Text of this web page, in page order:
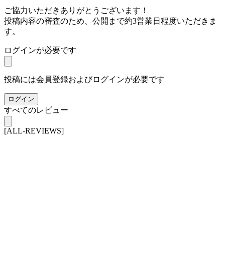
ご協力いただきありがとうございます！
投稿内容の審査のため、公開まで約3営業日程度いただきま
す。
ログインが必要です
投稿には会員登録およびログインが必要です
ログイン
すべてのレビュー
[ALL-REVIEWS]